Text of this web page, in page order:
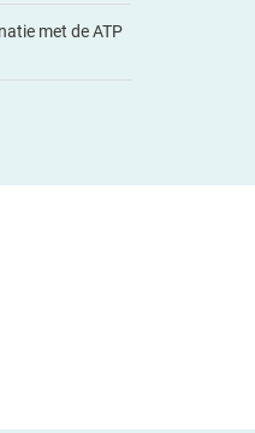
met de ATP